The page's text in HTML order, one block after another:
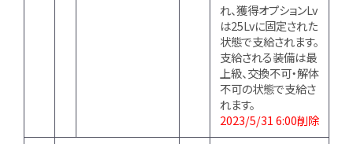
れ、獲得オプションLv
は25Lvに固定された
状態で支給されます。
支給される装備は最
上級、交換不可・解体
不可の状態で支給さ
れます。
2023/5/31 6:00削除